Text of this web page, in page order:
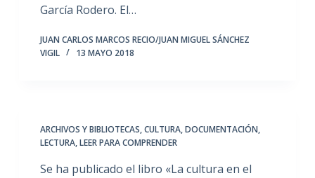
García Rodero. El…
JUAN CARLOS MARCOS RECIO/JUAN MIGUEL SÁNCHEZ
VIGIL
13 MAYO 2018
ARCHIVOS Y BIBLIOTECAS,CULTURA,DOCUMENTACIÓN,
LECTURA,LEER PARA COMPRENDER
Se ha publicado el libro «La cultura en el